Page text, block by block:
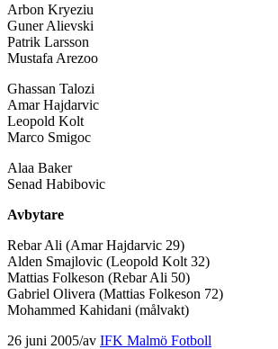
Arbon Kryeziu
Guner Alievski
Patrik Larsson
Mustafa Arezoo
Ghassan Talozi
Amar Hajdarvic
Leopold Kolt
Marco Smigoc
Alaa Baker
Senad Habibovic
Avbytare
Rebar Ali (Amar Hajdarvic 29)
Alden Smajlovic (Leopold Kolt 32)
Mattias Folkeson (Rebar Ali 50)
Gabriel Olivera (Mattias Folkeson 72)
Mohammed Kahidani (målvakt)
26 juni 2005/av IFK Malmö Fotboll